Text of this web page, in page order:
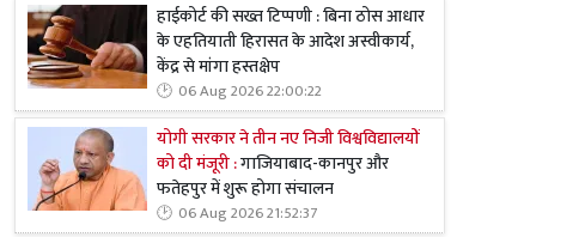
हाईकोर्ट की सख्त टिप्पणी : बिना ठोस आधार
के एहतियाती हिरासत के आदेश अस्वीकार्य,
केंद्र से मांगा हस्तक्षेप
06 Aug 2026 22:00:22
योगी सरकार ने तीन नए निजी विश्वविद्यालयों
को दी मंजूरी :गाजियाबाद-कानपुर और
फतेहपुर में शुरू होगा संचालन
06 Aug 2026 21:52:37